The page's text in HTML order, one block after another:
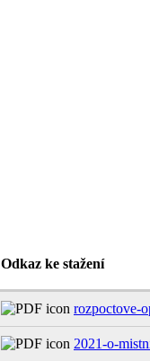
Odkaz ke stažení
rozpoctove-
2021-o-